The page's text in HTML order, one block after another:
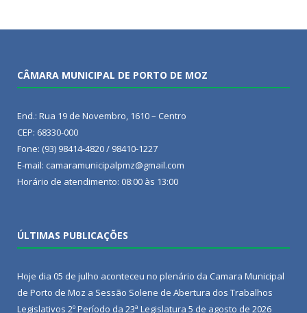
CÂMARA MUNICIPAL DE PORTO DE MOZ
End.: Rua 19 de Novembro, 1610 – Centro
CEP: 68330-000
Fone: (93) 98414-4820 / 98410-1227
E-mail: camaramunicipalpmz@gmail.com
Horário de atendimento: 08:00 às 13:00
ÚLTIMAS PUBLICAÇÕES
Hoje dia 05 de julho aconteceu no plenário da Camara Municipal
de Porto de Moz a Sessão Solene de Abertura dos Trabalhos
Legislativos 2º Período da 23ª Legislatura 5 de agosto de 2026